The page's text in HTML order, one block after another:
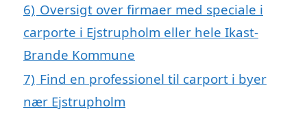
6) Oversigt over firmaer med speciale i
carporte i Ejstrupholm eller hele Ikast-
Brande Kommune
7) Find en professionel til carport i byer
nær Ejstrupholm